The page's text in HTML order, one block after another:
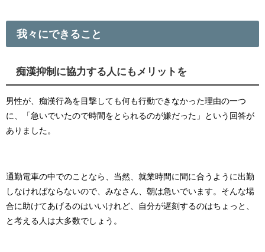
我々にできること
痴漢抑制に協力する人にもメリットを
男性が、痴漢行為を目撃しても何も行動できなかった理由の一つ
に、「急いでいたので時間をとられるのが嫌だった」という回答が
ありました。
通勤電車の中でのことなら、当然、就業時間に間に合うように出勤
しなければならないので、みなさん、朝は急いでいます。そんな場
合に助けてあげるのはいいけれど、自分が遅刻するのはちょっと、
と考える人は大多数でしょう。